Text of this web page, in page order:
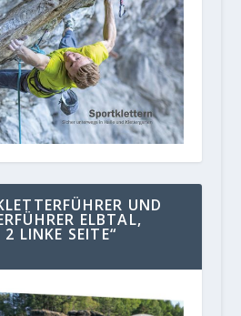
UND
ELBTAL,
LINKE SEITE“